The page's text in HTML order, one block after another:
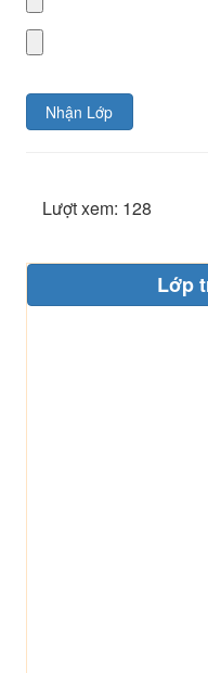
Nhận Lớp
Lượt xem: 128
Lớp